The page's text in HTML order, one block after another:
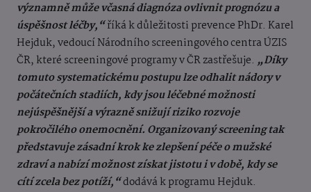
významně může včasná diagnóza ovlivnit prognózu a
úspěšnost léčby,“říká k důležitosti prevence PhDr. Karel
Hejduk, vedoucí Národního screeningového centra ÚZIS
ČR, které screeningové programy v ČR zastřešuje. „Díky
tomuto systematickému postupu lze odhalit nádory v
počátečních stadiích, kdy jsou léčebné možnosti
nejúspěšnější a výrazně snižují riziko rozvoje
pokročilého onemocnění. Organizovaný screening tak
představuje zásadní krok ke zlepšení péče o mužské
zdraví a nabízí možnost získat jistotu i v době, kdy se
cítí zcela bez potíží,“dodává k programu Hejduk.